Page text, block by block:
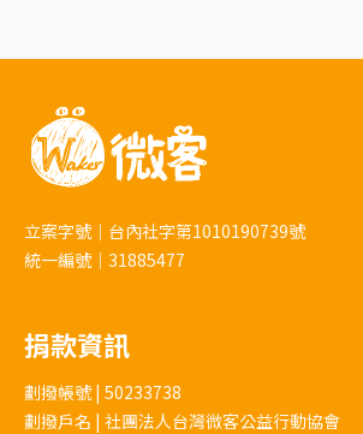
立案字號｜台內社字第1010190739號
統一編號｜31885477
捐款資訊
劃撥帳號 | 50233738
劃撥戶名 | 社團法人台灣微客公益行動協會